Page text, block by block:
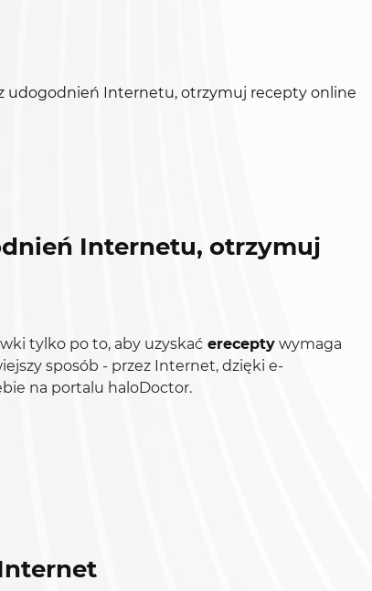
udogodnień Internetu, otrzymuj recepty online
Internetu, otrzymuj
tylko po to, aby uzyskać erecepty wymaga
sposób - przez Internet, dzięki e-
na portalu haloDoctor.